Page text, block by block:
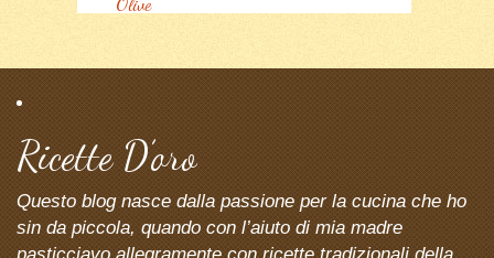
Ricette D’oro
Questo blog nasce dalla passione per la cucina che ho
sin da piccola, quando con l’aiuto di mia madre